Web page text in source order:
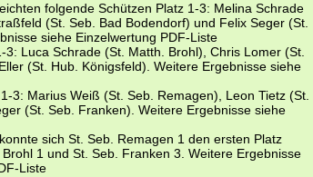
folgende Schützen Platz 1-3: Melina Schrade
(St. Seb. Bad Bodendorf) und Felix Seger (St.
siehe Einzelwertung PDF-Liste
3: Luca Schrade (St. Matth. Brohl), Chris Lomer (St.
(St. Hub. Königsfeld). Weitere Ergebnisse siehe
3: Marius Weiß (St. Seb. Remagen), Leon Tietz (St.
(St. Seb. Franken). Weitere Ergebnisse siehe
sich St. Seb. Remagen 1 den ersten Platz
1 und St. Seb. Franken 3. Weitere Ergebnisse
Liste